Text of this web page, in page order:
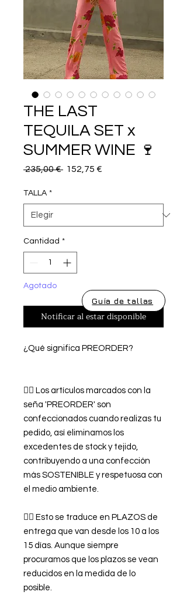
THE LAST
TEQUILA SET x
SUMMER WINE 🍷
235,00 € Precio
152,75 €
TALLA *
Cantidad *
Agotado
Notificar al estar disponible
¿Qué significa PREORDER?
👉🏿 Los artículos marcados con la
seña 'PREORDER' son
confeccionados cuando realizas tu
pedido, así eliminamos los
excedentes de stock y tejido,
contribuyendo a una confección
más SOSTENIBLE y respetuosa con
el medio ambiente.
👉🏿 Esto se traduce en PLAZOS de
entrega que van desde los 10 a los
15 días. Aunque siempre
procuramos que los plazos se vean
reducidos en la medida de lo
posible.
Guía de tallas